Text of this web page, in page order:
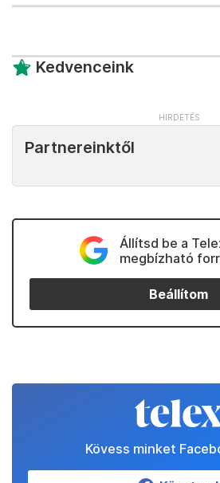
Kedvenceink
Partnereinktől
Állítsd be a
megbízható
Beállítom
Kövess minket